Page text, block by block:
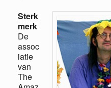
Sterk
merk
De
assoc
iatie
van
The